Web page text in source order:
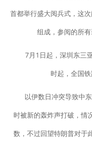
首都举行盛大阅兵式，这
组成，参阅的所
7月1日起，深圳东三亚
时起，全国
以伊数日冲突导致中东
时被新的轰炸声打破，情
数，不过回望特朗普对于